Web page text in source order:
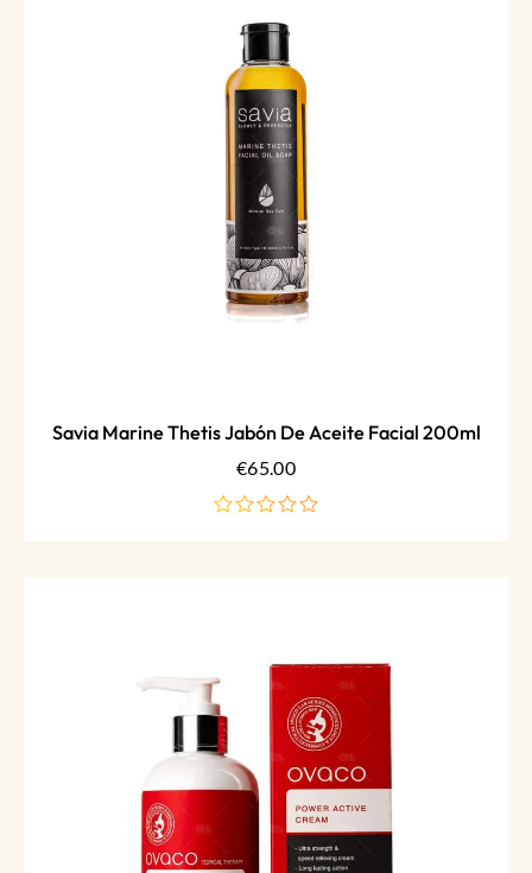
Savia Marine Thetis Jabón De Aceite Facial 200ml
€65.00